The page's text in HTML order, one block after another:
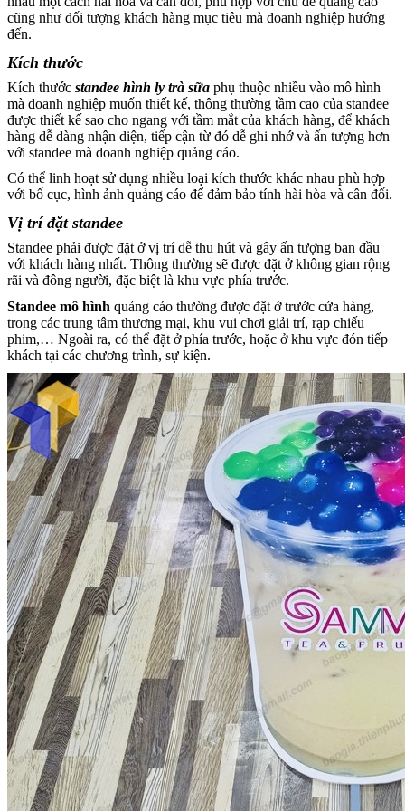
cũng như đối tượng khách hàng mục tiêu mà doanh nghiệp hướng
đến.
Kích thước
Kích thước standee hình ly trà sữa phụ thuộc nhiều vào mô hình
mà doanh nghiệp muốn thiết kế, thông thường tầm cao của standee
được thiết kế sao cho ngang với tầm mắt của khách hàng, để khách
hàng dễ dàng nhận diện, tiếp cận từ đó dễ ghi nhớ và ấn tượng hơn
với standee mà doanh nghiệp quảng cáo.
Có thể linh hoạt sử dụng nhiều loại kích thước khác nhau phù hợp
với bố cục, hình ảnh quảng cáo để đảm bảo tính hài hòa và cân đối.
Vị trí đặt standee
Standee phải được đặt ở vị trí dễ thu hút và gây ấn tượng ban đầu
với khách hàng nhất. Thông thường sẽ được đặt ở không gian rộng
rãi và đông người, đặc biệt là khu vực phía trước.
Standee mô hình quảng cáo thường được đặt ở trước cửa hàng,
trong các trung tâm thương mại, khu vui chơi giải trí, rạp chiếu
phim,… Ngoài ra, có thể đặt ở phía trước, hoặc ở khu vực đón tiếp
khách tại các chương trình, sự kiện.